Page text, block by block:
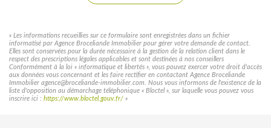
« Les informations recueillies sur ce formulaire sont enregistrées dans un fichier
informatisé par Agence Broceliande Immobilier pour gérer votre demande de contact.
Elles sont conservées pour la durée nécessaire à la gestion de la relation client dans le
respect des prescriptions légales applicables et sont destinées à nos conseillers
Conformément à la loi « informatique et libertés », vous pouvez exercer votre droit d'accès
aux données vous concernant et les faire rectifier en contactant Agence Broceliande
Immobilier agence@broceliande-immobilier.com. Nous vous informons de l'existence de la
liste d'opposition au démarchage téléphonique « Bloctel », sur laquelle vous pouvez vous
inscrire ici : https://www.bloctel.gouv.fr/ »